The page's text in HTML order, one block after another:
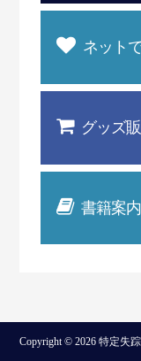
ネット
グッズ
書籍案内
Copyright © 2026 特定失